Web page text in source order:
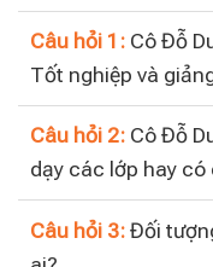
Câu hỏi 1: Cô Đỗ
Tốt nghiệp và
Câu hỏi 2: Cô Đỗ
dạy các lớp hay
Câu hỏi 3: Đối